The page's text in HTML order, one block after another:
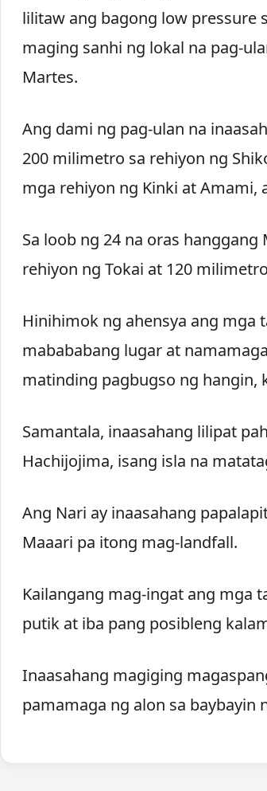
lilitaw ang bagong low pressure
maging sanhi ng lokal na pag-
Martes.
Ang dami ng pag-ulan na
200 milimetro sa rehiyon ng
mga rehiyon ng Kinki at Amami,
Sa loob ng 24 na oras
rehiyon ng Tokai at 120
Hinihimok ng ahensya ang mga
mabababang lugar at
matinding pagbugso ng hangin,
Samantala, inaasahang lilipat
Hachijojima, isang isla na
Ang Nari ay inaasahang
Maaari pa itong mag-landfall.
Kailangang mag-ingat ang mga
putik at iba pang posibleng
Inaasahang magiging
pamamaga ng alon sa baybayin